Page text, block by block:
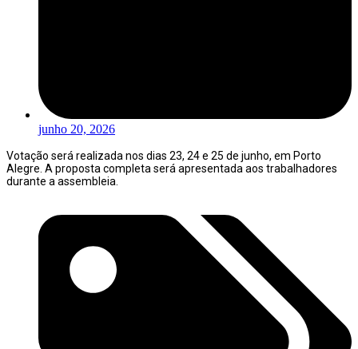
junho 20, 2026
Votação será realizada nos dias 23, 24 e 25 de junho, em Porto
Alegre. A proposta completa será apresentada aos trabalhadores
durante a assembleia.